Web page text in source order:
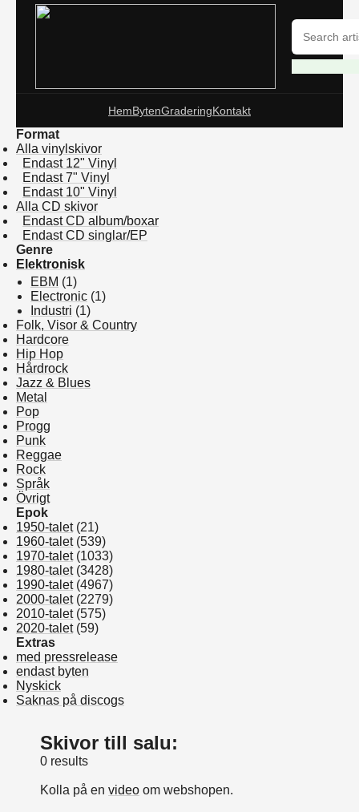
HemBytenGraderingKontakt
Format
Alla vinylskivor
Endast 12" Vinyl
Endast 7" Vinyl
Endast 10" Vinyl
Alla CD skivor
Endast CD album/boxar
Endast CD singlar/EP
Genre
Elektronisk
EBM (1)
Electronic (1)
Industri (1)
Folk, Visor & Country
Hardcore
Hip Hop
Hårdrock
Jazz & Blues
Metal
Pop
Progg
Punk
Reggae
Rock
Språk
Övrigt
Epok
1950-talet(21)
1960-talet(539)
1970-talet(1033)
1980-talet(3428)
1990-talet(4967)
2000-talet(2279)
2010-talet(575)
2020-talet(59)
Extras
med pressrelease
endast byten
Nyskick
Saknas på discogs
Skivor till salu:
0 results
Kolla på en video om webshopen.